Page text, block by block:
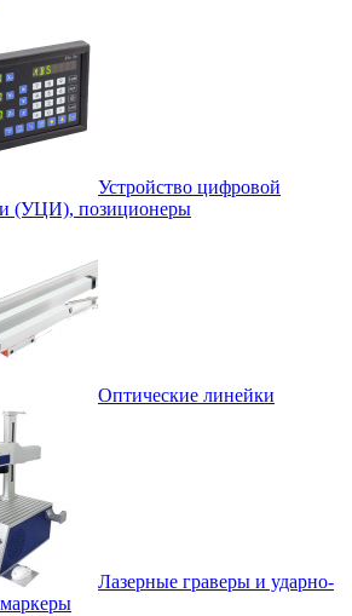
Устройство цифровой
(УЦИ), позиционеры
Оптические линейки
Лазерные граверы и ударно-